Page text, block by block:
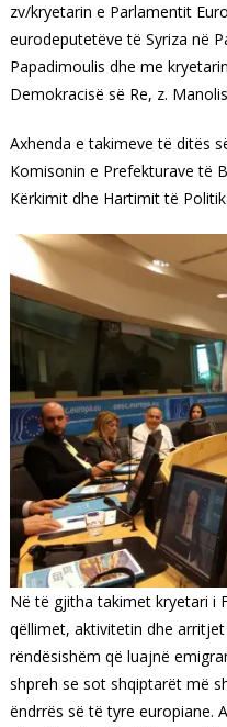
zv/kryetarin e Parlamentit
eurodeputetëve të Syriza në
Papadimoulis dhe me
Demokracisë së Re, z.
Axhenda e takimeve të ditës
Komisonin e Prefekturave të
Kërkimit dhe Hartimit të
Në të gjitha takimet kryetari i
qëllimet, aktivitetin dhe
rëndësishëm që luajnë
shpreh se sot shqiptarët më
ëndrrës së të tyre europiane.